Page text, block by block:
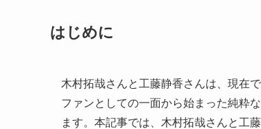
はじめに
木村拓哉さんと工藤静香さんは、現在
ファンとしての一面から始まった純粋
ます。本記事では、木村拓哉さんと工